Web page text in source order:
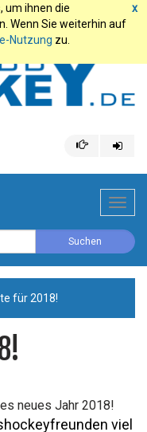
x
um ihnen die
Wenn Sie weiterhin auf
Nutzung zu.
für 2018!
neues Jahr 2018!
viel